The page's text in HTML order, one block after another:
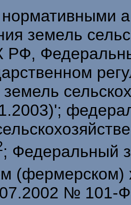
земель
РФ,
; Федеральный
(фермерс­ком)
№ 101-